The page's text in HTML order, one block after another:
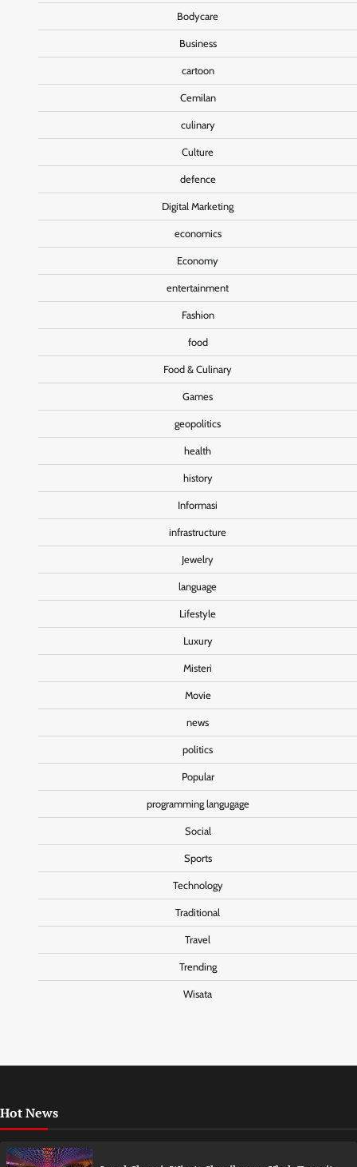
Bodycare
Business
cartoon
Cemilan
culinary
Culture
defence
Digital Marketing
economics
Economy
entertainment
Fashion
food
Food & Culinary
Games
geopolitics
health
history
Informasi
infrastructure
Jewelry
language
Lifestyle
Luxury
Misteri
Movie
news
politics
Popular
programming langugage
Social
Sports
Technology
Traditional
Travel
Trending
Wisata
Hot News